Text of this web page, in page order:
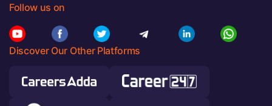
Follow us on
Discover Our Other Platforms